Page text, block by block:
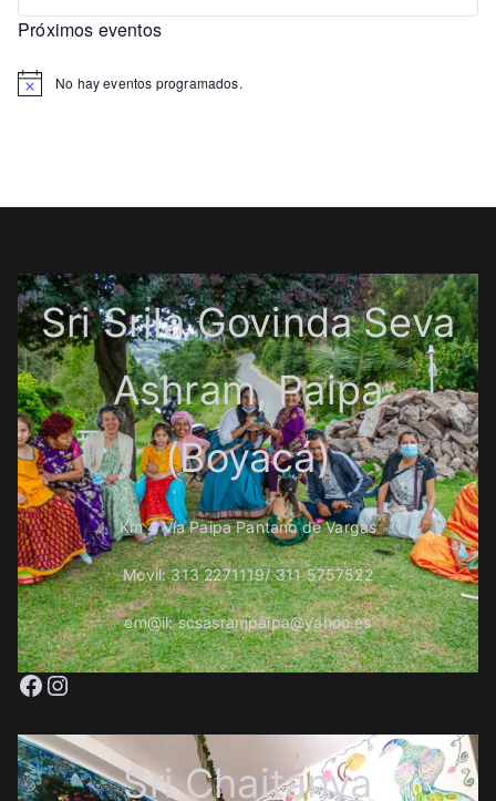
Próximos eventos
No hay eventos programados.
Sri Srila Govinda Seva
Ashram, Paipa
(Boyacá)
Km 4 Vía Paipa Pantano de Vargas
Movil: 313 2271119/ 311 5757522
em@il: scsasrampaipa@yahoo.es
Facebook
Instagram
Sri Chaitanya